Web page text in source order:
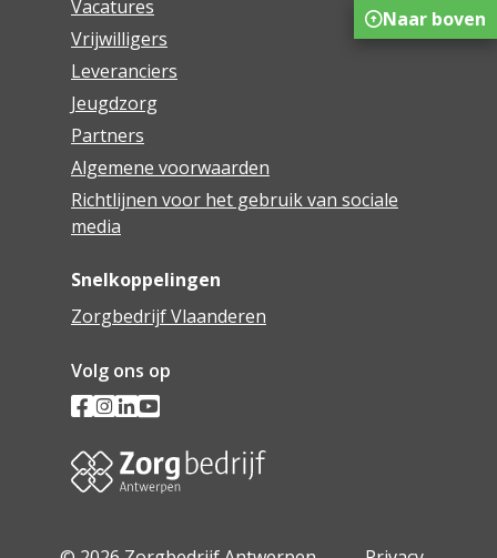
Vacatures
Vrijwilligers
Leveranciers
Jeugdzorg
Partners
Algemene voorwaarden
Richtlijnen voor het gebruik van sociale
media
Snelkoppelingen
Zorgbedrijf Vlaanderen
Volg ons op
Naar boven